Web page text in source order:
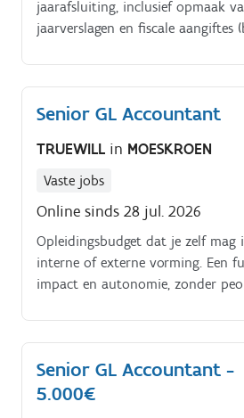
jaarafsluiting, inclusief opmaak
jaarverslagen en fiscale aangiftes
voor correcte en volledige
Beantwoordt vragen van de
nodige documentatie aan Werkt
Ondersteunt de opstart van
de boekhouding Aanspreekpunt
afdelingen aan het optimaliseren
Senior GL Accountant
TRUEWILL in MOESKROEN
Vaste jobs
Online sinds 28 jul. 2026
Opleidingsbudget dat je zelf mag
interne of externe vorming. Een
impact en autonomie, zonder
Senior GL Accountant -
5.000€